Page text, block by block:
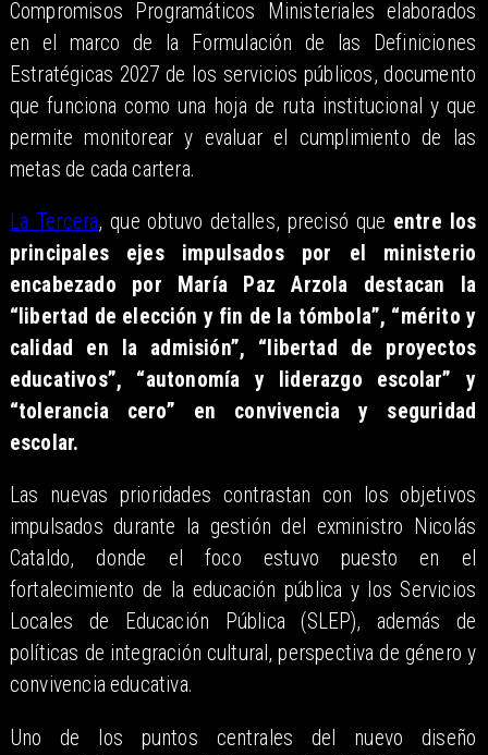
Compromisos Programáticos Ministeriales elaborados
en el marco de la Formulación de las Definiciones
Estratégicas 2027 de los servicios públicos, documento
que funciona como una hoja de ruta institucional y que
permite monitorear y evaluar el cumplimiento de las
metas de cada cartera.
La Tercera, que obtuvo detalles, precisó que entre los
principales ejes impulsados por el ministerio
encabezado por María Paz Arzola destacan la
“libertad de elección y fin de la tómbola”, “mérito y
calidad en la admisión”, “libertad de proyectos
educativos”, “autonomía y liderazgo escolar” y
“tolerancia cero” en convivencia y seguridad
escolar.
Las nuevas prioridades contrastan con los objetivos
impulsados durante la gestión del exministro Nicolás
Cataldo, donde el foco estuvo puesto en el
fortalecimiento de la educación pública y los Servicios
Locales de Educación Pública (SLEP), además de
políticas de integración cultural, perspectiva de género y
convivencia educativa.
Uno de los puntos centrales del nuevo diseño